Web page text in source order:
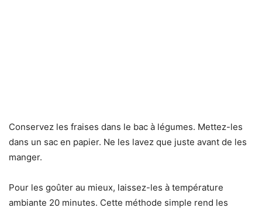
Conservez les fraises dans le bac à légumes. Mettez-les
dans un sac en papier. Ne les lavez que juste avant de les
manger.
Pour les goûter au mieux, laissez-les à température
ambiante 20 minutes. Cette méthode simple rend les